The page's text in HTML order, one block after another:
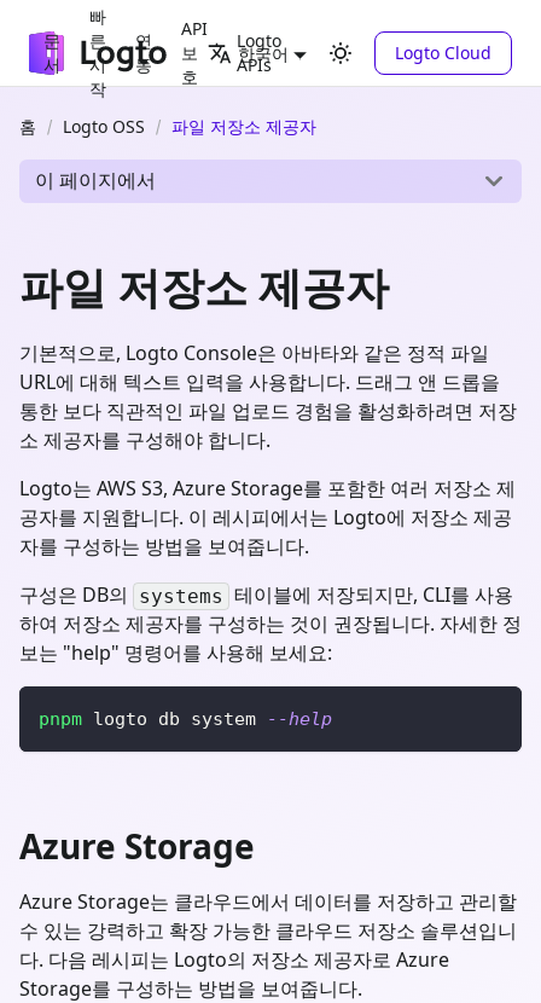
문
서
빠
른
시
작
연
동
API
보
호
Logto
APIs
한국어 Logto Cloud
홈 Logto OSS 파일 저장소 제공자
이 페이지에서
파일 저장소 제공자
기본적으로, Logto Console은 아바타와 같은 정적 파일
URL에 대해 텍스트 입력을 사용합니다. 드래그 앤 드롭을
통한 보다 직관적인 파일 업로드 경험을 활성화하려면 저장
소 제공자를 구성해야 합니다.
Logto는 AWS S3, Azure Storage를 포함한 여러 저장소 제
공자를 지원합니다. 이 레시피에서는 Logto에 저장소 제공
자를 구성하는 방법을 보여줍니다.
구성은 DB의
systems 테이블에 저장되지만, CLI를 사용
하여 저장소 제공자를 구성하는 것이 권장됩니다. 자세한 정
보는 "help" 명령어를 사용해 보세요:
pnpm logto db system --help
Azure Storage
Azure Storage는 클라우드에서 데이터를 저장하고 관리할
수 있는 강력하고 확장 가능한 클라우드 저장소 솔루션입니
다. 다음 레시피는 Logto의 저장소 제공자로 Azure
Storage를 구성하는 방법을 보여줍니다.